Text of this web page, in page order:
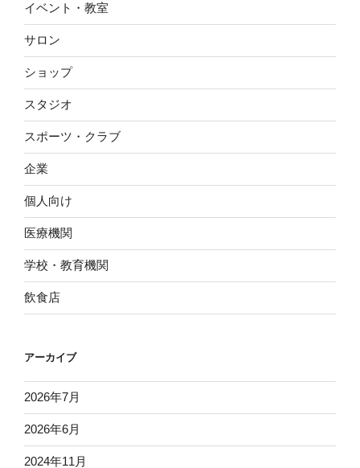
イベント・教室
サロン
ショップ
スタジオ
スポーツ・クラブ
企業
個人向け
医療機関
学校・教育機関
飲食店
アーカイブ
2026年7月
2026年6月
2024年11月